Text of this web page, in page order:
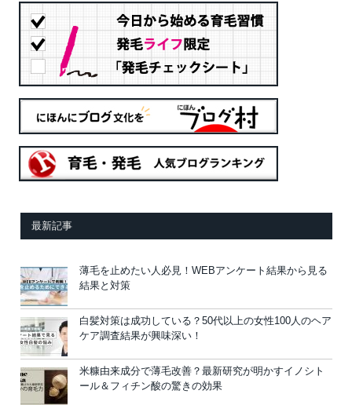
最新記事
薄毛を止めたい人必見！WEBアンケート結果から見る
結果と対策
白髪対策は成功している？50代以上の女性100人のヘア
ケア調査結果が興味深い！
米糠由来成分で薄毛改善？最新研究が明かすイノシト
ール＆フィチン酸の驚きの効果